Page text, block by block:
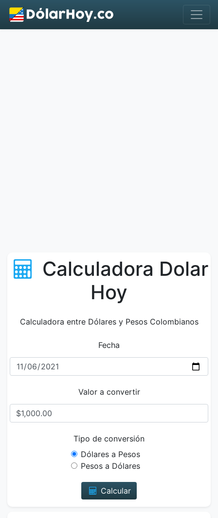
Calculadora Dolar
Hoy
Calculadora entre Dólares y Pesos Colombianos
Fecha
Valor a convertir
Tipo de conversión
Dólares a Pesos
Pesos a Dólares
Calcular